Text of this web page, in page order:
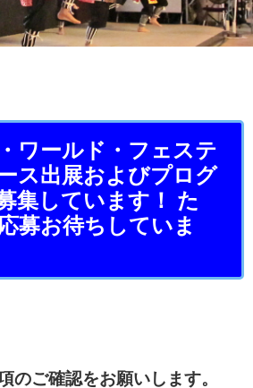
ワールド・フェステ
ス出展およびプログ
集しています！
た
募お待ち していま
のご確認をお願いします。